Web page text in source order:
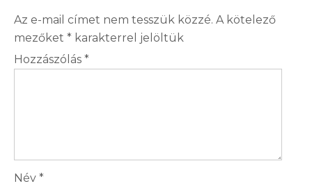
Az e-mail címet nem tesszük közzé. A kötelező
mezőket * karakterrel jelöltük
Hozzászólás *
Név *